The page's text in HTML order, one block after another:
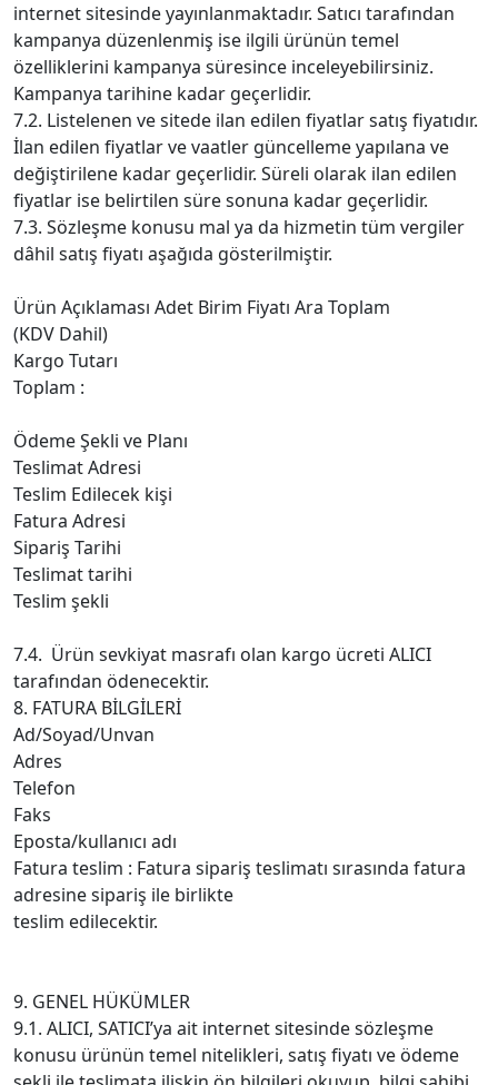
internet sitesinde yayınlanmaktadır. Satıcı tarafından
kampanya düzenlenmiş ise ilgili ürünün temel
özelliklerini kampanya süresince inceleyebilirsiniz.
Kampanya tarihine kadar geçerlidir.
7.2. Listelenen ve sitede ilan edilen fiyatlar satış fiyatıdır.
İlan edilen fiyatlar ve vaatler güncelleme yapılana ve
değiştirilene kadar geçerlidir. Süreli olarak ilan edilen
fiyatlar ise belirtilen süre sonuna kadar geçerlidir.
7.3. Sözleşme konusu mal ya da hizmetin tüm vergiler
dâhil satış fiyatı aşağıda gösterilmiştir.
Ürün Açıklaması Adet Birim Fiyatı Ara Toplam
(KDV Dahil)
Kargo Tutarı
Toplam :
Ödeme Şekli ve Planı
Teslimat Adresi
Teslim Edilecek kişi
Fatura Adresi
Sipariş Tarihi
Teslimat tarihi
Teslim şekli
7.4. Ürün sevkiyat masrafı olan kargo ücreti ALICI
tarafından ödenecektir.
8. FATURA BİLGİLERİ
Ad/Soyad/Unvan
Adres
Telefon
Faks
Eposta/kullanıcı adı
Fatura teslim : Fatura sipariş teslimatı sırasında fatura
adresine sipariş ile birlikte
teslim edilecektir.
9. GENEL HÜKÜMLER
9.1. ALICI, SATICI’ya ait internet sitesinde sözleşme
konusu ürünün temel nitelikleri, satış fiyatı ve ödeme